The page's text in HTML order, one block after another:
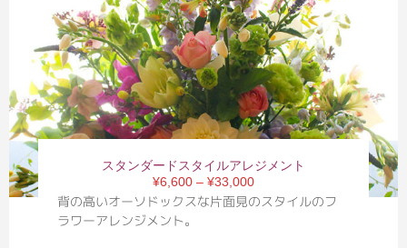
スタンダードスタイルアレジメント
¥6,600 – ¥33,000
背の高いオーソドックスな片面見のスタイルのフ
ラワーアレンジメント。